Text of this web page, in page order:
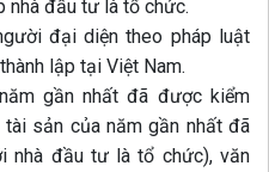
nhà đầu tư là tổ chức.
đại diện theo pháp luật
lập tại Việt Nam.
gần nhất đã được kiểm
sản của năm gần nhất đã
nhà đầu tư là tổ chức), văn